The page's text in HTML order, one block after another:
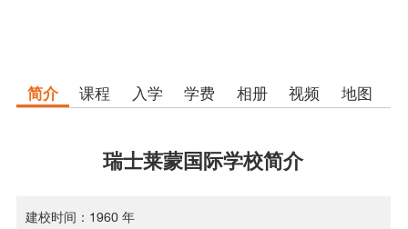
简介 课程 入学 学费 相册 视频 地图
瑞士莱蒙国际学校简介
建校时间：1960 年